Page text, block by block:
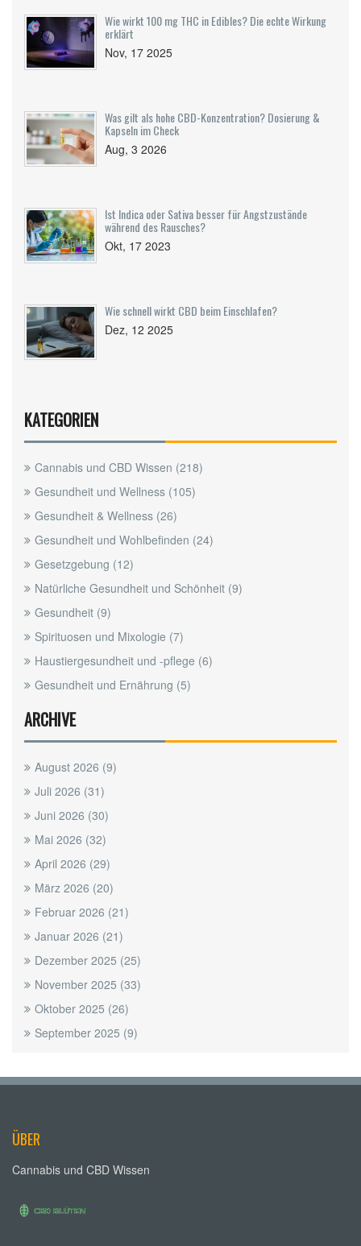
Wie wirkt 100 mg THC in Edibles? Die echte Wirkung
erklärt
Nov, 17 2025
Was gilt als hohe CBD-Konzentration? Dosierung &
Kapseln im Check
Aug, 3 2026
Ist Indica oder Sativa besser für Angstzustände
während des Rausches?
Okt, 17 2023
Wie schnell wirkt CBD beim Einschlafen?
Dez, 12 2025
KATEGORIEN
Cannabis und CBD Wissen (218)
Gesundheit und Wellness (105)
Gesundheit & Wellness (26)
Gesundheit und Wohlbefinden (24)
Gesetzgebung (12)
Natürliche Gesundheit und Schönheit (9)
Gesundheit (9)
Spirituosen und Mixologie (7)
Haustiergesundheit und -pflege (6)
Gesundheit und Ernährung (5)
ARCHIVE
August 2026 (9)
Juli 2026 (31)
Juni 2026 (30)
Mai 2026 (32)
April 2026 (29)
März 2026 (20)
Februar 2026 (21)
Januar 2026 (21)
Dezember 2025 (25)
November 2025 (33)
Oktober 2025 (26)
September 2025 (9)
ÜBER
Cannabis und CBD Wissen